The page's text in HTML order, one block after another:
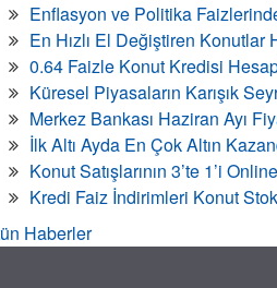
Enflasyon ve Politika
En Hızlı El Değiştiren
0.64 Faizle Konut Kredisi
Küresel Piyasaların Karışık
Merkez Bankası Haziran Ayı
İlk Altı Ayda En Çok Altın
Konut Satışlarının 3’te 1’i
Kredi Faiz İndirimleri Konut
Haberler